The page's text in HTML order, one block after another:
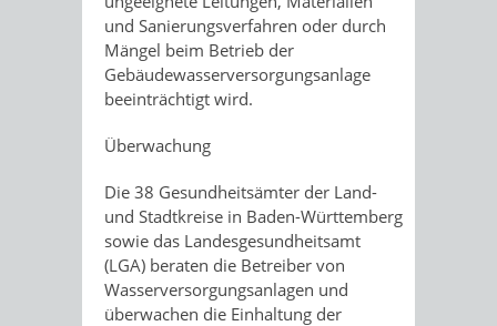
und Sanierungsverfahren oder durch
Mängel beim Betrieb der
Gebäudewasserversorgungsanlage
beeinträchtigt wird.
Überwachung
Die 38 Gesundheitsämter der Land-
und Stadtkreise in Baden-Württemberg
sowie das Landesgesundheitsamt
(LGA) beraten die Betreiber von
Wasserversorgungsanlagen und
überwachen die Einhaltung der